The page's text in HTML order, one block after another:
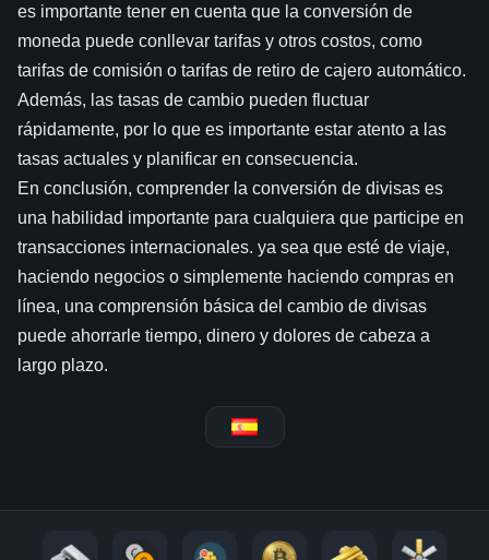
es importante tener en cuenta que la conversión de
moneda puede conllevar tarifas y otros costos, como
tarifas de comisión o tarifas de retiro de cajero automático.
Además, las tasas de cambio pueden fluctuar
rápidamente, por lo que es importante estar atento a las
tasas actuales y planificar en consecuencia.
En conclusión, comprender la conversión de divisas es
una habilidad importante para cualquiera que participe en
transacciones internacionales. ya sea que esté de viaje,
haciendo negocios o simplemente haciendo compras en
línea, una comprensión básica del cambio de divisas
puede ahorrarle tiempo, dinero y dolores de cabeza a
largo plazo.